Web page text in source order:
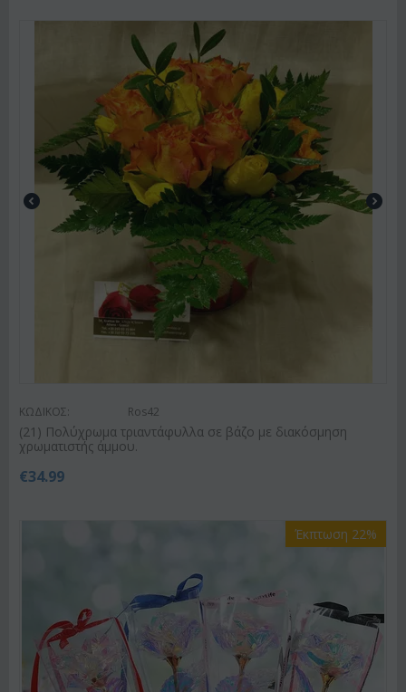
ΚΩΔΙΚΟΣ: Ros42
(21) Πολύχρωμα τριαντάφυλλα σε βάζο με διακόσμηση
χρωματιστής άμμου.
€34.99
Έκπτωση 22%